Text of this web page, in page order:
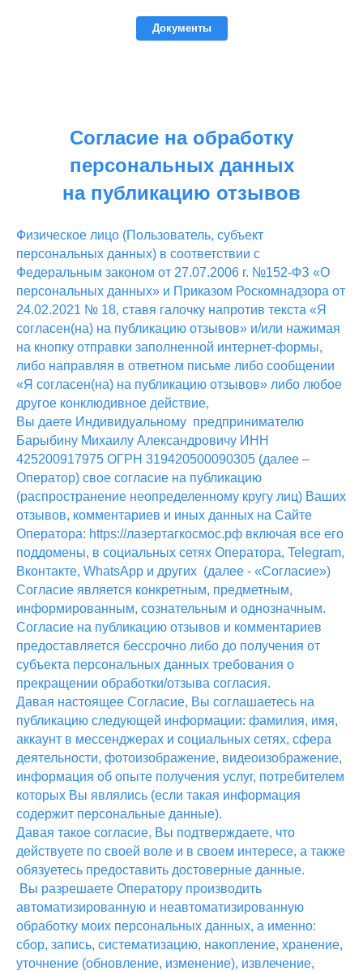
Документы
Согласие на обработку
персональных данных
на публикацию отзывов
Физическое лицо (Пользователь, субъект
персональных данных) в соответствии с
Федеральным законом от 27.07.2006 г. №152-ФЗ «О
персональных данных» и Приказом Роскомнадзора от
24.02.2021 № 18, ставя галочку напротив текста «Я
согласен(на) на публикацию отзывов» и/или нажимая
на кнопку отправки заполненной интернет-формы,
либо направляя в ответном письме либо сообщении
«Я согласен(на) на публикацию отзывов» либо любое
другое конклюдивное действие,
Вы даете Индивидуальному предпринимателю
Барыбину Михаилу Александровичу ИНН
425200917975 ОГРН 319420500090305 (далее –
Оператор) свое согласие на публикацию
(распространение неопределенному кругу лиц) Ваших
отзывов, комментариев и иных данных на Сайте
Оператора: https://лазертагкосмос.рф включая все его
поддомены, в социальных сетях Оператора, Telegram,
Вконтакте, WhatsApp и других (далее - «Согласие»)
Согласие является конкретным, предметным,
информированным, сознательным и однозначным.
Согласие на публикацию отзывов и комментариев
предоставляется бессрочно либо до получения от
субъекта персональных данных требования о
прекращении обработки/отзыва согласия.
Давая настоящее Согласие, Вы соглашаетесь на
публикацию следующей информации: фамилия, имя,
аккаунт в мессенджерах и социальных сетях, сфера
деятельности, фотоизображение, видеоизображение,
информация об опыте получения услуг, потребителем
которых Вы являлись (если такая информация
содержит персональные данные).
Давая такое согласие, Вы подтверждаете, что
действуете по своей воле и в своем интересе, а также
обязуетесь предоставить достоверные данные.
Вы разрешаете Оператору производить
автоматизированную и неавтоматизированную
обработку моих персональных данных, а именно:
сбор, запись, систематизацию, накопление, хранение,
уточнение (обновление, изменение), извлечение,